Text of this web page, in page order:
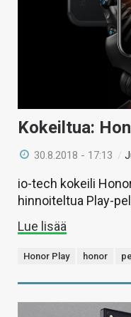
Kokeiltua:
30.8.2018 - 17:13 /
io-tech kokeili
hinnoiteltua Play-
Lue lisää
Honor Play honor